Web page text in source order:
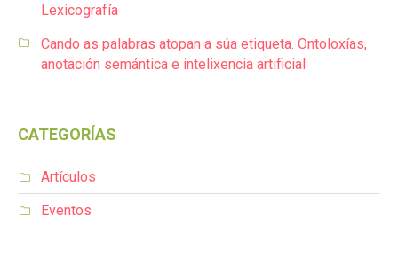
Lexicografía
Cando as palabras atopan a súa etiqueta. Ontoloxías,
anotación semántica e intelixencia artificial
CATEGORÍAS
Artículos
Eventos